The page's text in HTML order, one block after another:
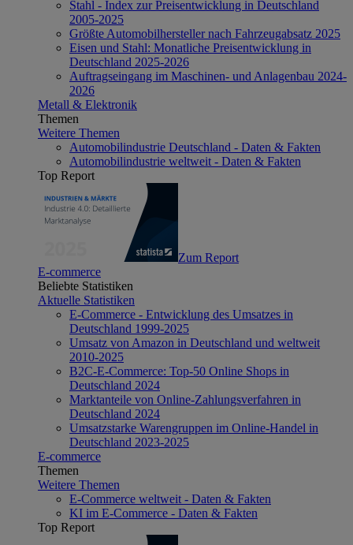
Stahl - Index zur Preisentwicklung in Deutschland
2005-2025
Größte Automobilhersteller nach Fahrzeugabsatz 2025
Eisen und Stahl: Monatliche Preisentwicklung in
Deutschland 2025-2026
Auftragseingang im Maschinen- und Anlagenbau 2024-
2026
Metall & Elektronik
Themen
Weitere Themen
Automobilindustrie Deutschland - Daten & Fakten
Automobilindustrie weltweit - Daten & Fakten
Top Report
Zum Report
E-commerce
Beliebte Statistiken
Aktuelle Statistiken
E-Commerce - Entwicklung des Umsatzes in
Deutschland 1999-2025
Umsatz von Amazon in Deutschland und weltweit
2010-2025
B2C-E-Commerce: Top-50 Online Shops in
Deutschland 2024
Marktanteile von Online-Zahlungsverfahren in
Deutschland 2024
Umsatzstarke Warengruppen im Online-Handel in
Deutschland 2023-2025
E-commerce
Themen
Weitere Themen
E-Commerce weltweit - Daten & Fakten
KI im E-Commerce - Daten & Fakten
Top Report